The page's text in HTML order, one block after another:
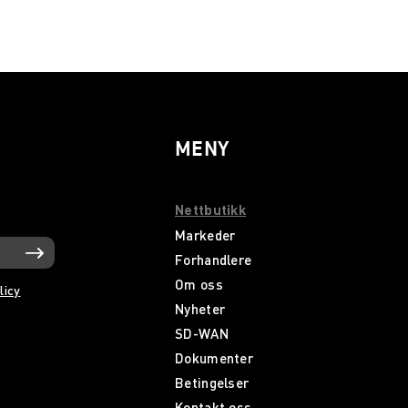
MENY
Nettbutikk
Markeder
Forhandlere
Om oss
Nyheter
SD-WAN
Dokumenter
Betingelser